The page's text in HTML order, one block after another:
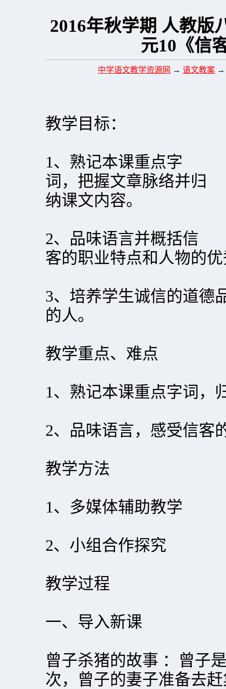
2016年秋学期 人教版
元10《信
中学语文教学资源网 → 语文教案
教学目标：
1、熟记本课重点字
词，把握文章脉络并归
纳课文内容。
2、品味语言并概括信
客的职业特点和人物的
3、培养学生诚信的道德
的人。
教学重点、难点
1、熟记本课重点字词，
2、品味语言，感受信客
教学方法
1、多媒体辅助教学
2、小组合作探究
教学过程
一、导入新课
曾子杀猪的故事 ：曾子
次，曾子的妻子准备去